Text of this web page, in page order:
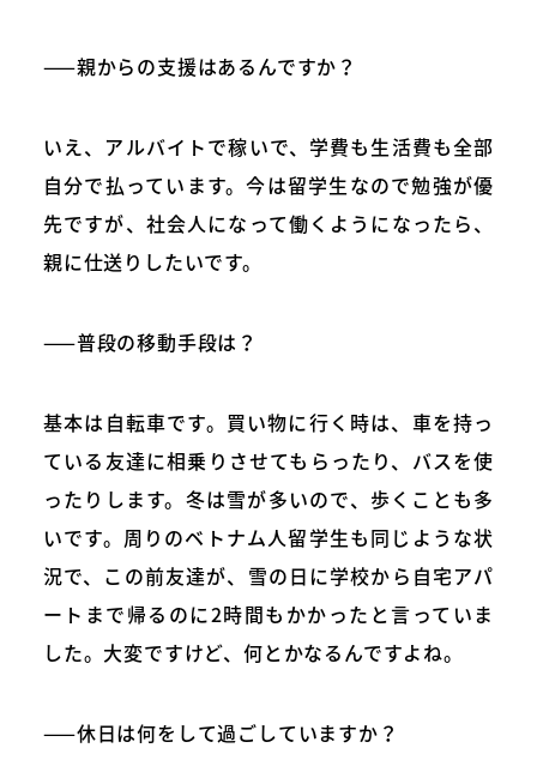
——親からの支援はあるんですか？
いえ、アルバイトで稼いで、学費も生活費も全部
自分で払っています。今は留学生なので勉強が優
先ですが、社会人になって働くようになったら、
親に仕送りしたいです。
——普段の移動手段は？
基本は自転車です。買い物に行く時は、車を持っ
ている友達に相乗りさせてもらったり、バスを使
ったりします。冬は雪が多いので、歩くことも多
いです。周りのベトナム人留学生も同じような状
況で、この前友達が、雪の日に学校から自宅アパ
ートまで帰るのに2時間もかかったと言っていま
した。大変ですけど、何とかなるんですよね。
——休日は何をして過ごしていますか？